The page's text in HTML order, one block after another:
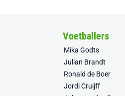
Voetballers
Mika Godts
Julian Brandt
Ronald de Boer
Jordi Cruijff